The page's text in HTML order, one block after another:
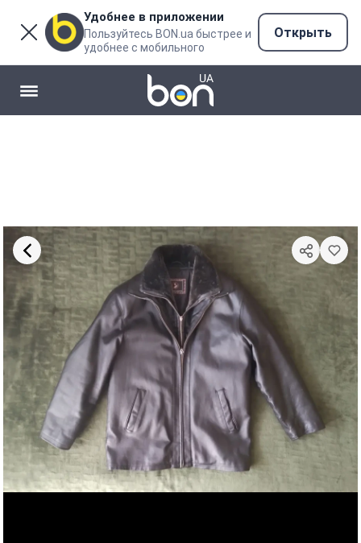
Удобнее в приложении
Пользуйтесь BON.ua быстрее и
удобнее с мобильного
Открыть